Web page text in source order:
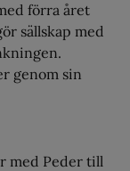
förra året
sällskap med
genom sin
med Peder till